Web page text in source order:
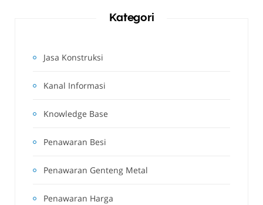
Kategori
Jasa Konstruksi
Kanal Informasi
Knowledge Base
Penawaran Besi
Penawaran Genteng Metal
Penawaran Harga